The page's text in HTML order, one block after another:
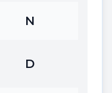
N
D